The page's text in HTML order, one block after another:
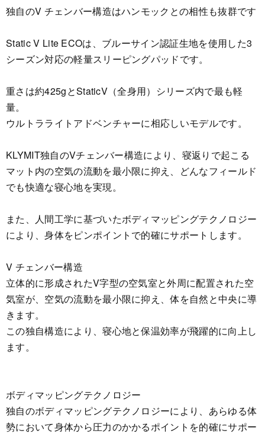
独自のV チェンバー構造はハンモックとの相性も抜群です
Static V Lite ECOは、ブルーサイン認証生地を使用した3
シーズン対応の軽量スリーピングパッドです。
重さは約425gとStaticV（全身用）シリーズ内で最も軽
量。
ウルトラライトアドベンチャーに相応しいモデルです。
KLYMIT独自のVチェンバー構造により、寝返りで起こる
マット内の空気の流動を最小限に抑え、どんなフィールド
でも快適な寝心地を実現。
また、人間工学に基づいたボディマッピングテクノロジー
により、身体をピンポイントで的確にサポートします。
V チェンバー構造
立体的に形成されたV字型の空気室と外周に配置された空
気室が、空気の流動を最小限に抑え、体を自然と中央に導
きます。
この独自構造により、寝心地と保温効率が飛躍的に向上し
ます。
ボディマッピングテクノロジー
独自のボディマッピングテクノロジーにより、あらゆる体
勢において身体から圧力のかかるポイントを的確にサポー